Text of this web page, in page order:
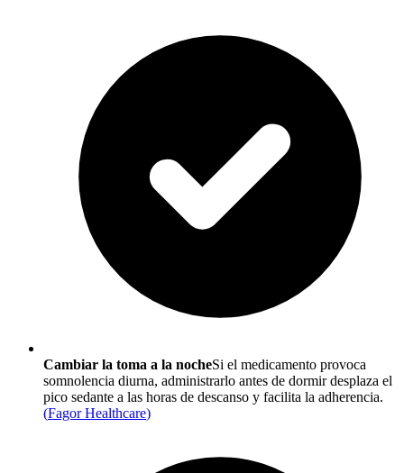
Cambiar la toma a la nocheSi el medicamento provoca
somnolencia diurna, administrarlo antes de dormir desplaza el
pico sedante a las horas de descanso y facilita la adherencia.
(Fagor Healthcare)